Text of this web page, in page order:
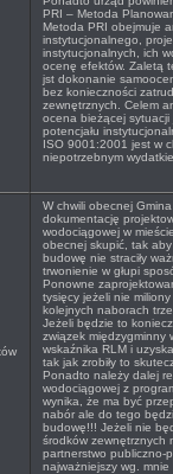
PRI – Metoda
Metoda PRI obejmuje
instytucjonalnego,
instytucjonalnych, ich
ocenę efektów. Zaletą
jst dokonanie
bez konieczności
zewnętrznych. Celem
ocena bieżącej
potencjału
ISO 9001:2001 jest w
niepotrzebnym
W chwili obecnej
dokumentację
wodociągowej w
obecnej skupić, tak
budowę nie straciły
trwonienie w głupi
Ponowne
tysięcy jeżeli nie
kolejnych naborach
Jeżeli będzie to
związek międzygminny
wskaźnika RLM i
tak jak zrobiły to
Ponadto należy dalej
wodociągowej z
wynika, że ma być
nabór ale do tego
budowę!!! Jeżeli nie
środków zewnętrznych
partnerstwo publiczno-
najważniejszy wg. mnie